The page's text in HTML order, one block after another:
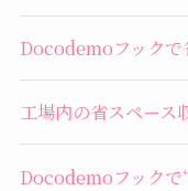
Docodemoフックで
工場内の省スペース
Docodemoフックで